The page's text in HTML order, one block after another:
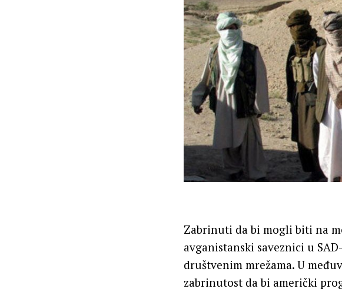
Zabrinuti da bi mogli biti na
avganistanski saveznici u
društvenim mrežama. U
zabrinutost da bi američki